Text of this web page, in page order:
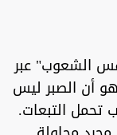
الشعوب" عبر
أن الصبر ليس
تحمل التبعات.